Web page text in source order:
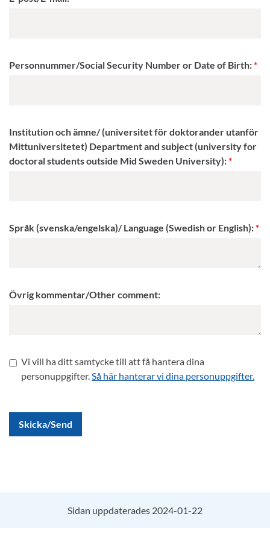
Personnummer/Social Security Number or Date of Birth:
Institution och ämne/ (universitet för doktorander utanför
Mittuniversitetet) Department and subject (university for
doctoral students outside Mid Sweden University):
Språk (svenska/engelska)/ Language (Swedish or English):
Övrig kommentar/Other comment:
Vi vill ha ditt samtycke till att få hantera dina
personuppgifter.Så här hanterar vi dina personuppgifter.
Skicka/Send
Sidan uppdaterades 2024-01-22